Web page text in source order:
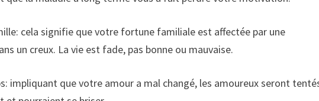
cela signifie que votre fortune familiale est affectée par une
un creux. La vie est fade, pas bonne ou mauvaise.
impliquant que votre amour a mal changé, les amoureux seront